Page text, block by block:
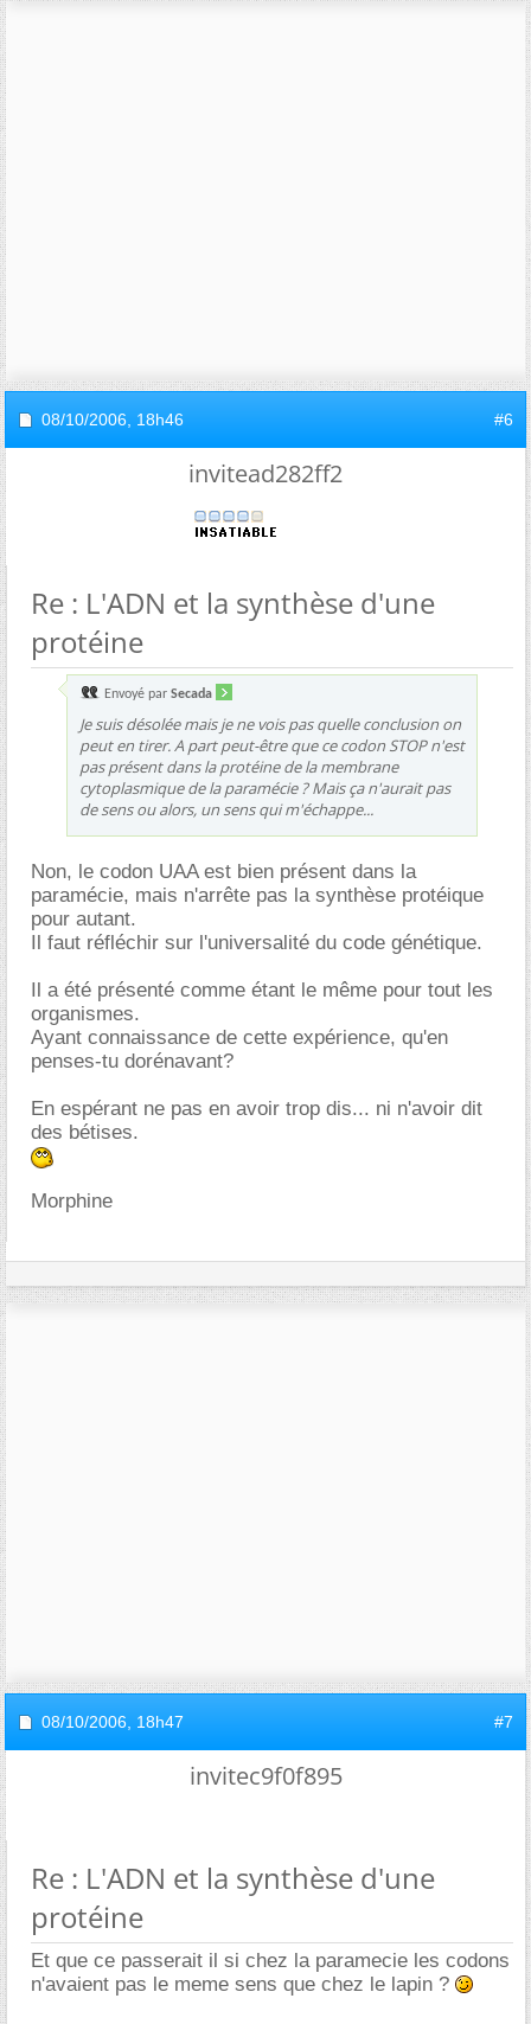
08/10/2006, 18h46 #6
invitead282ff2
Re : L'ADN et la synthèse d'une
protéine
Envoyé par Secada
Je suis désolée mais je ne vois pas quelle conclusion on
peut en tirer. A part peut-être que ce codon STOP n'est
pas présent dans la protéine de la membrane
cytoplasmique de la paramécie ? Mais ça n'aurait pas
de sens ou alors, un sens qui m'échappe...
Non, le codon UAA est bien présent dans la
paramécie, mais n'arrête pas la synthèse protéique
pour autant.
Il faut réfléchir sur l'universalité du code génétique.
Il a été présenté comme étant le même pour tout les
organismes.
Ayant connaissance de cette expérience, qu'en
penses-tu dorénavant?
En espérant ne pas en avoir trop dis... ni n'avoir dit
des bétises.
Morphine
08/10/2006, 18h47 #7
invitec9f0f895
Re : L'ADN et la synthèse d'une
protéine
Et que ce passerait il si chez la paramecie les codons
n'avaient pas le meme sens que chez le lapin ?